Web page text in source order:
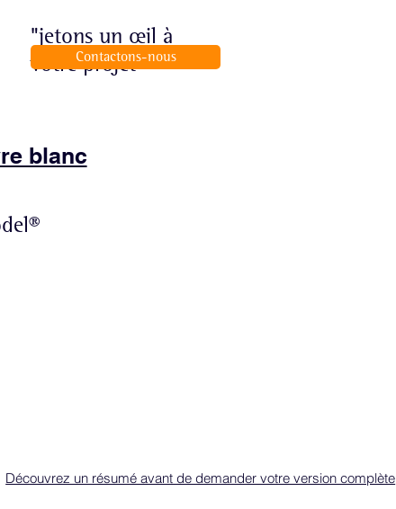
"jetons un œil à
votre projet"
Contactons-nous
blanc
Découvrez un résumé avant de demander votre version complète